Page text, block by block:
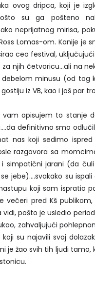
ovog dripca, koji je
su ga pošteno
neprijatnog mirisa,
Lomas-om. Kanije je
ceo festival,
njih četvoricu...ali na
minusu (od tog
iz VB, kao i još par
opisujem to stanje
definitivno smo
nas koji sedimo
razgovora sa
i simpatični jarani (da
jebe)....svakako su
koji sam ispratio
večeri pred Kš
vidi, pošto je usledio
zahvaljujući
su najavili svoj
je žao svih tih ljudi tamo,